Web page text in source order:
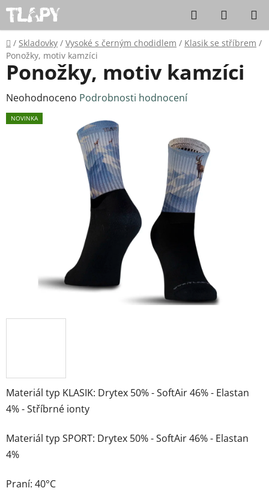
Přejít na obsah Hledat
Domů
/ Skladovky / Vysoké s černým chodidlem / Klasik se stříbrem /
Ponožky, motiv kamzíci
Materiál typ KLASIK: Drytex 50% - SoftAir 46% - Elastan
4% - Stříbrné ionty
Materiál typ SPORT: Drytex 50% - SoftAir 46% - Elastan
4%
Praní: 40°C
Ponožky, motiv kamzíci
Průměrné hodnocení produktu je 0,0 z 5 hvězdiček.
Neohodnoceno Podrobnosti hodnocení
NOVINKA